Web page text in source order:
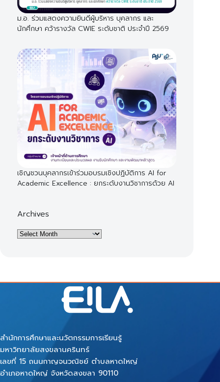
ม.อ. ร่วมแสดงความยินดีผู้บริหาร บุคลากร และ
นักศึกษา คว้ารางวัล CWIE ระดับชาติ ประจำปี 2569
เชิญชวนบุคลากรเข้าร่วมอบรมเชิงปฏิบัติการ AI for
Academic Excellence : ยกระดับงานวิชาการด้วย AI
Archives
Archives
สำนักการศึกษาและนวัตกรรมการเรียนรู้
มหาวิทยาลัยสงขลานครินทร์
เลขที่ 15 ถนนกาญจนวณิชย์ ตำบลหาดใหญ่
อำเภอหาดใหญ่ จังหวัดสงขลา 90110